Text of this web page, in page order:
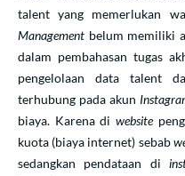
talent yang memerlukan
Management belum memiliki
dalam pembahasan tugas
pengelolaan data talent
terhubung pada akun
biaya. Karena diwebsite
kuota (biaya internet) sebab
sedangkan pendataan di